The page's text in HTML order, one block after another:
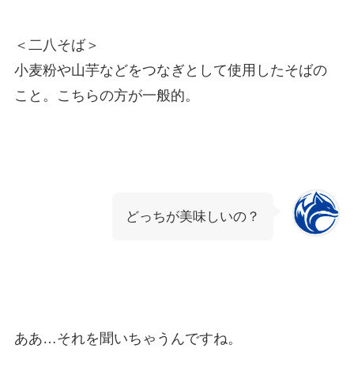
＜二八そば＞
小麦粉や山芋などをつなぎとして使用したそばの
こと。こちらの方が一般的。
どっちが美味しいの？
ああ…それを聞いちゃうんですね。